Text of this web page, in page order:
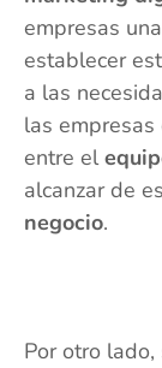
empresas
establecer
a las
las
entre el
alcanzar de
negocio.
Por otro